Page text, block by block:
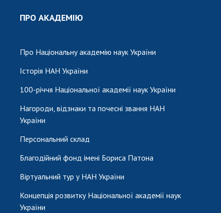
ПРО АКАДЕМІЮ
Про Національну академію наук України
Історія НАН України
100-річчя Національної академії наук України
Нагороди, відзнаки та почесні звання НАН
України
Персональний склад
Благодійний фонд імені Бориса Патона
Віртуальний тур у НАН України
Концепція розвитку Національної академії наук
України